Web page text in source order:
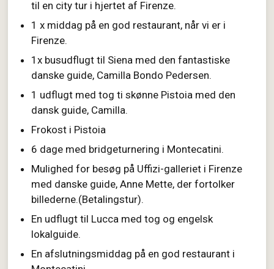
til en city tur i hjertet af Firenze.
1 x middag på en god restaurant, når vi er i
Firenze.
1x busudflugt til Siena med den fantastiske
danske guide, Camilla Bondo Pedersen.
1 udflugt med tog ti skønne Pistoia med den
dansk guide, Camilla.
Frokost i Pistoia
6 dage med bridgeturnering i Montecatini.
Mulighed for besøg på Uffizi-galleriet i Firenze
med danske guide, Anne Mette, der fortolker
billederne.(Betalingstur).
En udflugt til Lucca med tog og engelsk
lokalguide.
En afslutningsmiddag på en god restaurant i